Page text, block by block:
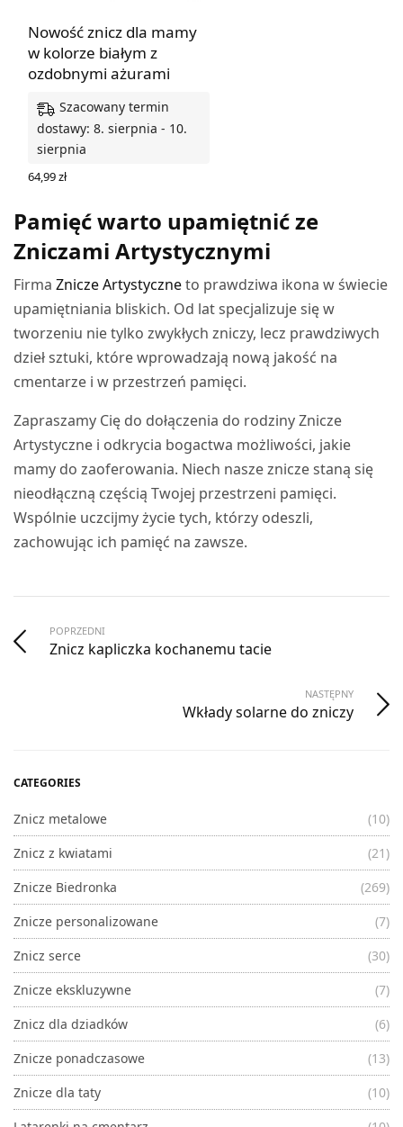
Nowość znicz dla mamy
w kolorze białym z
ozdobnymi ażurami
Szacowany termin
dostawy: 8. sierpnia - 10.
sierpnia
64,99zł
Pamięć warto upamiętnić ze
Zniczami Artystycznymi
FirmaZnicze Artystyczneto prawdziwa ikona w świecie
upamiętniania bliskich. Od lat specjalizuje się w
tworzeniu nie tylko zwykłych zniczy, lecz prawdziwych
dzieł sztuki, które wprowadzają nową jakość na
cmentarze i w przestrzeń pamięci.
Zapraszamy Cię do dołączenia do rodziny Znicze
Artystyczne i odkrycia bogactwa możliwości, jakie
mamy do zaoferowania. Niech nasze znicze staną się
nieodłączną częścią Twojej przestrzeni pamięci.
Wspólnie uczcijmy życie tych, którzy odeszli,
zachowując ich pamięć na zawsze.
POPRZEDNI
Znicz kapliczka kochanemu tacie
NASTĘPNY
Wkłady solarne do zniczy
CATEGORIES
Znicz metalowe
(10)
Znicz z kwiatami
(21)
Znicze Biedronka
(269)
Znicze personalizowane
(7)
Znicz serce
(30)
Znicze ekskluzywne
(7)
Znicz dla dziadków
(6)
Znicze ponadczasowe
(13)
Znicze dla taty
(10)